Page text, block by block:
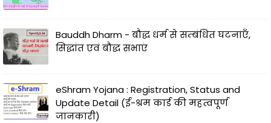
Bauddh Dharm - बौद्ध धर्म से सम्बंधित घटनाएँ,
सिद्धांत एवं बौद्ध सभाएं
eShram Yojana : Registration, Status and
Update Detail (ई-श्रम कार्ड की महत्वपूर्ण
जानकारी)